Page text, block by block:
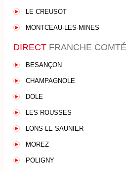
LE CREUSOT
MONTCEAU-LES-MINES
DIRECT FRANCHE COMTÉ
BESANÇON
CHAMPAGNOLE
DOLE
LES ROUSSES
LONS-LE-SAUNIER
MOREZ
POLIGNY